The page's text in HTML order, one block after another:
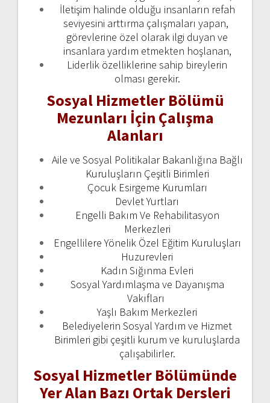
İletişim halinde olduğu insanların refah
seviyesini arttırma çalışmaları yapan,
görevlerine özel olarak ilgi duyan ve
insanlara yardım etmekten hoşlanan,
Liderlik özelliklerine sahip bireylerin
olması gerekir.
Sosyal Hizmetler Bölümü
Mezunları İçin Çalışma
Alanları
Aile ve Sosyal Politikalar Bakanlığına Bağlı
Kuruluşların Çeşitli Birimleri
Çocuk Esirgeme Kurumları
Devlet Yurtları
Engelli Bakım Ve Rehabilitasyon
Merkezleri
Engellilere Yönelik Özel Eğitim Kuruluşları
Huzurevleri
Kadın Sığınma Evleri
Sosyal Yardımlaşma ve Dayanışma
Vakıfları
Yaşlı Bakım Merkezleri
Belediyelerin Sosyal Yardım ve Hizmet
Birimleri gibi çeşitli kurum ve kuruluşlarda
çalışabilirler.
Sosyal Hizmetler Bölümünde
Yer Alan Bazı Ortak Dersleri